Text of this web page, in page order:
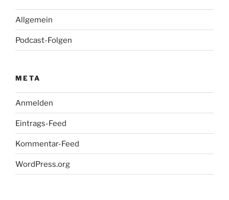
Allgemein
Podcast-Folgen
META
Anmelden
Eintrags-Feed
Kommentar-Feed
WordPress.org